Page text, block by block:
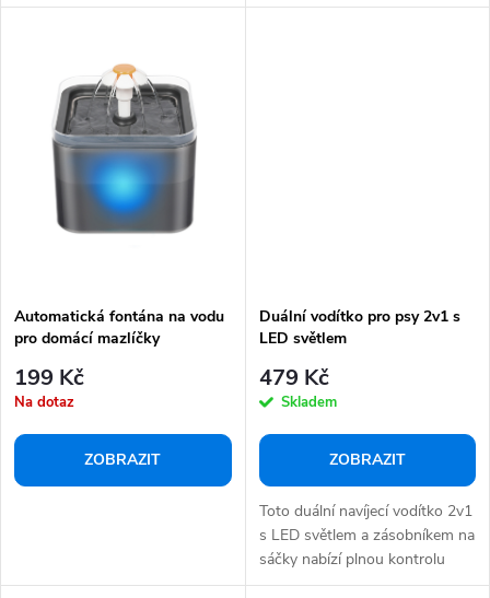
čeká váš mazlíček –...
Automatická fontána na vodu
pro domácí mazlíčky
199 Kč
Na dotaz
ZOBRAZIT
Duální vodítko pro psy 2v1 s
LED světlem
479 Kč
Skladem
ZOBRAZIT
Toto duální navíjecí vodítko 2v1
s LED světlem a zásobníkem na
sáčky nabízí plnou kontrolu
nad...